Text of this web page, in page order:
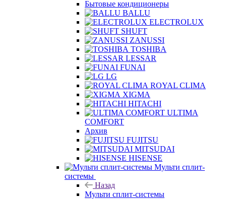
Бытовые кондиционеры
BALLU
ELECTROLUX
SHUFT
ZANUSSI
TOSHIBA
LESSAR
FUNAI
LG
ROYAL CLIMA
XIGMA
HITACHI
ULTIMA
COMFORT
Архив
FUJITSU
MITSUDAI
HISENSE
Мульти сплит-
системы
Назад
Мульти сплит-системы